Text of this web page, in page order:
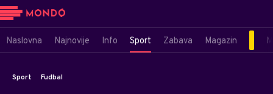
Naslovna Najnovije Info Sport Zabava Magazin
Sport Fudbal